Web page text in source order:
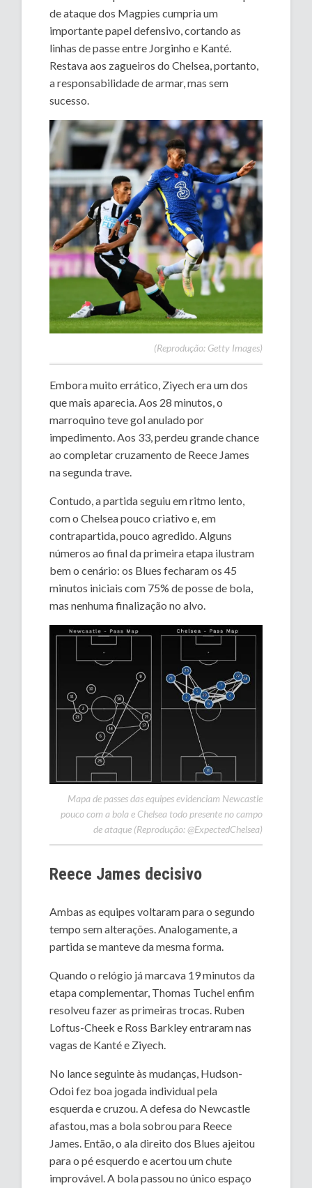
de ataque dos Magpies cumpria um
importante papel defensivo, cortando as
linhas de passe entre Jorginho e Kanté.
Restava aos zagueiros do Chelsea, portanto,
a responsabilidade de armar, mas sem
sucesso.
(Reprodução: Getty Images)
Embora muito errático, Ziyech era um dos
que mais aparecia. Aos 28 minutos, o
marroquino teve gol anulado por
impedimento. Aos 33, perdeu grande chance
ao completar cruzamento de Reece James
na segunda trave.
Contudo, a partida seguiu em ritmo lento,
com o Chelsea pouco criativo e, em
contrapartida, pouco agredido. Alguns
números ao final da primeira etapa ilustram
bem o cenário: os Blues fecharam os 45
minutos iniciais com 75% de posse de bola,
mas nenhuma finalização no alvo.
Mapa de passes das equipes evidenciam Newcastle
pouco com a bola e Chelsea todo presente no campo
de ataque (Reprodução: @ExpectedChelsea)
Reece James decisivo
Ambas as equipes voltaram para o segundo
tempo sem alterações. Analogamente, a
partida se manteve da mesma forma.
Quando o relógio já marcava 19 minutos da
etapa complementar, Thomas Tuchel enfim
resolveu fazer as primeiras trocas. Ruben
Loftus-Cheek e Ross Barkley entraram nas
vagas de Kanté e Ziyech.
No lance seguinte às mudanças, Hudson-
Odoi fez boa jogada individual pela
esquerda e cruzou. A defesa do Newcastle
afastou, mas a bola sobrou para Reece
James. Então, o ala direito dos Blues ajeitou
para o pé esquerdo e acertou um chute
improvável. A bola passou no único espaço